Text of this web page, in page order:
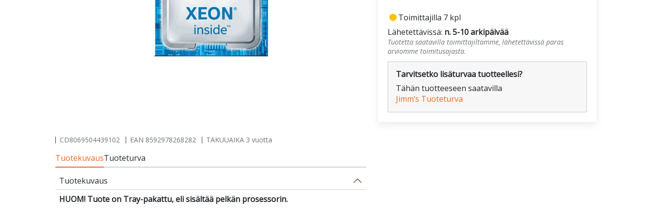
fiber_manual_recordToimittajilla 7 kpl
Lähetettävissä: n. 5-10 arkipäivää
Tuotetta saatavilla toimittajiltamme, lähetettävissä paras
arviomme toimitusajasta.
Tarvitsetko lisäturvaa tuotteellesi?
Tähän tuotteeseen saatavilla
Jimm’s Tuoteturva
CD8069504439102 EAN 8592978268282 TAKUUAIKA 3 vuotta
TuotekuvausTuoteturva
Tuotekuvaus
HUOM! Tuote on Tray-pakattu, eli sisältää pelkän prosessorin.